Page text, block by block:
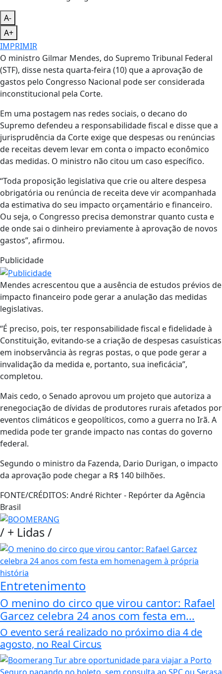
A-
A+
IMPRIMIR
O ministro Gilmar Mendes, do Supremo Tribunal Federal
(STF), disse nesta quarta-feira (10) que a aprovação de
gastos pelo Congresso Nacional pode ser considerada
inconstitucional pela Corte.
Em uma postagem nas redes sociais, o decano do
Supremo defendeu a responsabilidade fiscal e disse que a
jurisprudência da Corte exige que despesas ou renúncias
de receitas devem levar em conta o impacto econômico
das medidas. O ministro não citou um caso específico.
“Toda proposição legislativa que crie ou altere despesa
obrigatória ou renúncia de receita deve vir acompanhada
da estimativa do seu impacto orçamentário e financeiro.
Ou seja, o Congresso precisa demonstrar quanto custa e
de onde sai o dinheiro previamente à aprovação de novos
gastos”, afirmou.
Publicidade
Mendes acrescentou que a ausência de estudos prévios de
impacto financeiro pode gerar a anulação das medidas
legislativas.
“É preciso, pois, ter responsabilidade fiscal e fidelidade à
Constituição, evitando-se a criação de despesas casuísticas
em inobservância às regras postas, o que pode gerar a
invalidação da medida e, portanto, sua ineficácia”,
completou.
Mais cedo, o Senado aprovou um projeto que autoriza a
renegociação de dívidas de produtores rurais afetados por
eventos climáticos e geopolíticos, como a guerra no Irã. A
medida pode ter grande impacto nas contas do governo
federal.
Segundo o ministro da Fazenda, Dario Durigan, o impacto
da aprovação pode chegar a R$ 140 bilhões.
FONTE/CRÉDITOS: André Richter - Repórter da Agência
Brasil
/ + Lidas/
Entretenimento
O menino do circo que virou cantor: Rafael
Garcez celebra 24 anos com festa em...
O evento será realizado no próximo dia 4 de
agosto, no Real Circus